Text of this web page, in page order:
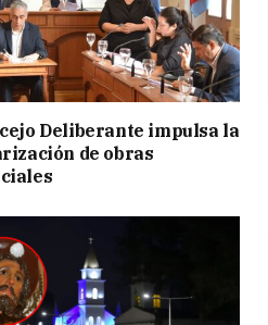
Deliberante impulsa la
de obras